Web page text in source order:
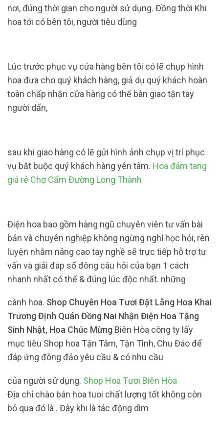
nơi, đúng thời gian cho người sử dụng. Đồng thời Khi
hoa tới có bên tôi, người tiêu dùng
Lúc trước phục vụ cửa hàng bên tôi có lẽ chụp hình
hoa đưa cho quý khách hàng, giả dụ quý khách hoàn
toàn chấp nhận cửa hàng có thể bàn giao tận tay
người dấn,
sau khi giao hàng có lẽ gửi hình ảnh chụp vị trí phục
vụ bắt buộc quý khách hàng yên tâm. Hoa đám tang
giá rẻ Chợ Cẩm Đường Long Thành
Điện hoa bao gồm hàng ngũ chuyên viên tư vấn bài
bản và chuyên nghiệp không ngừng nghỉ học hỏi, rèn
luyện nhằm nâng cao tay nghề sẽ trực tiếp hỗ trợ tư
vấn và giải đáp số đông câu hỏi của bạn 1 cách
nhanh nhất có thể & đúng lúc độc nhất. những
cành hoa. Shop Chuyên Hoa Tươi Đặt Lẵng Hoa Khai
Trương Định Quán Đồng Nai Nhận Điện Hoa Tặng
Sinh Nhật, Hoa Chúc Mừng Biên Hòa công ty lấy
mục tiêu Shop hoa Tận Tâm, Tận Tình, Chu Đáo để
đáp ứng đông đảo yêu cầu & có nhu cầu
của người sử dụng. Shop Hoa Tươi Biên Hòa
Địa chỉ chào bán hoa tuoi chất lượng tốt không còn
bỏ qua đó là . Đây khi là tác động dìm